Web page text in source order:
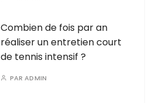
Combien de fois par an
réaliser un entretien court
de tennis intensif ?
PARADMIN